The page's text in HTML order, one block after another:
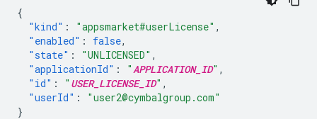
{
"kind" : "appsmarket#userLicense" ,
"enabled" : false,
"state" : "UNLICENSED" ,
"applicationId" : "APPLICATION_ID" ,
"id" : " USER_LICENSE_ID" ,
"userId" :
"user2@cymbalgroup.com"
}